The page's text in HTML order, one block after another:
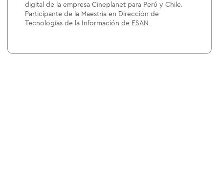
digital de la empresa Cineplanet para Perú y Chile.
Participante de la Maestría en Dirección de
Tecnologías de la Información de ESAN.